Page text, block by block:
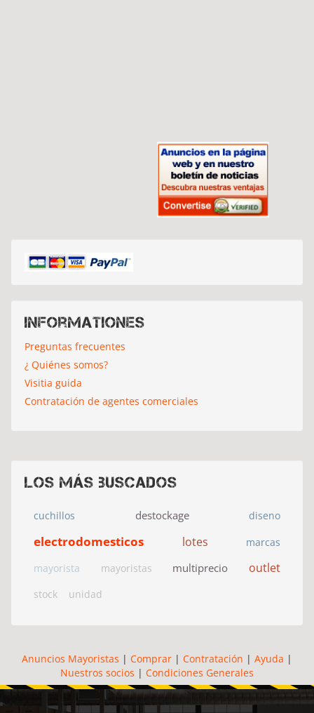
Informationes
Preguntas frecuentes
¿ Quiénes somos?
Visitia guida
Contratación de agentes comerciales
Los más buscados
cuchillos destockage diseno
electrodomesticos lotes
marcas
mayorista
mayoristas multiprecio outlet
stock unidad
Anuncios Mayoristas | Comprar | Contratación | Ayuda |
Nuestros socios | Condiciones Generales